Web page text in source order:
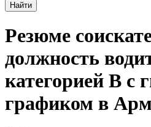
Найти
Резюме
должность
категорией B с
графиком в